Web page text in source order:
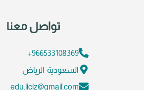
تواصل معنا
966533108369+
السعودية-الرياض
edu.liclz@gmail.com